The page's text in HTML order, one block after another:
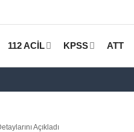
112 ACİL KPSS ATT
Açıkladı